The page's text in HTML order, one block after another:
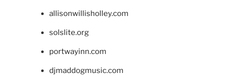
allisonwillisholley.com
solslite.org
portwayinn.com
djmaddogmusic.com